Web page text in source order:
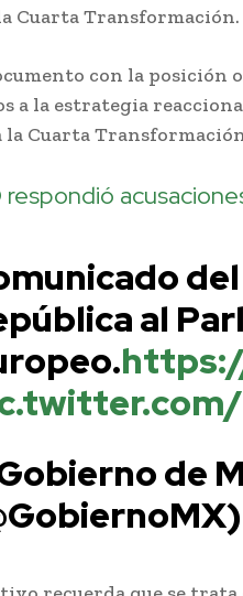
Cuarta Transformación.
con la posición
a la estrategia
la Cuarta
al
de